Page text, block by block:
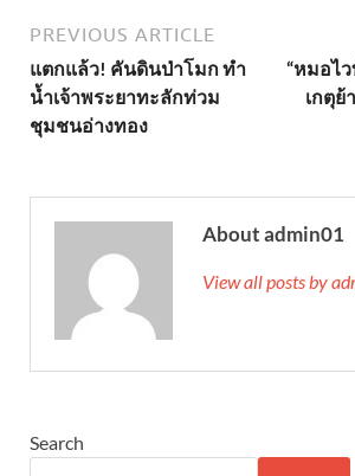
PREVIOUS ARTICLE
แตกแล้ว! คันดินป่าโมก ทำ
น้ำเจ้าพระยาทะลักท่วม
ชุมชนอ่างทอง
“หมอไ
เกตุย้
About admin01
View all posts by
Search